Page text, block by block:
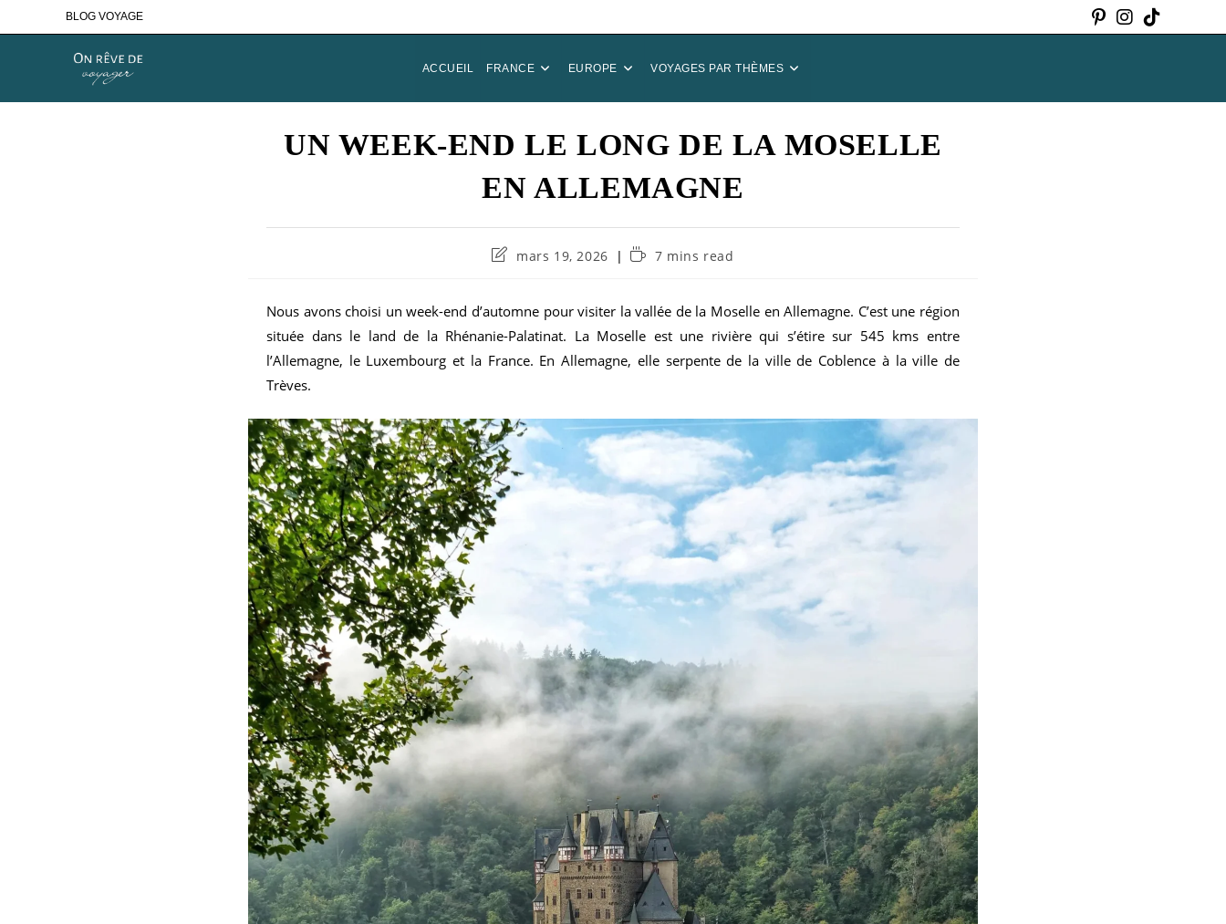
to
BLOG VOYAGE
ACCUEIL FRANCE EUROPE VOYAGES PAR THÈMES
UN WEEK-END LE LONG DE LA MOSELLE
EN ALLEMAGNE
Dernière
la
publication :
mars 19, 2026
Temps7 mins read
Nous avons choisi un week-end d’automne pour visiter la vallée de la Moselle en Allemagne. C’est une région
située dans le land de la Rhénanie-Palatinat. La Moselle est une rivière qui s’étire sur 545 kms entre
l’Allemagne, le Luxembourg et la France. En Allemagne, elle serpente de la ville de Coblence à la ville de
Trèves.